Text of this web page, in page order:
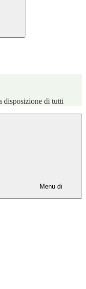
disposizione di tutti
Menu di